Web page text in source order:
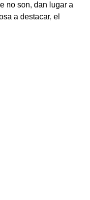
no son, dan lugar a
a destacar, el